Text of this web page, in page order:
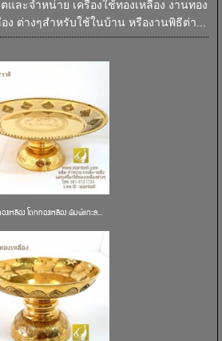
และจำหน่าย เครื่องใช้ทองเหลือง งานทอง
อง ต่างๆสำหรับใช้ในบ้าน หรืองานพิธีต่า...
งเหลือง โตกทองเหลือง พิมพ์แกะล...